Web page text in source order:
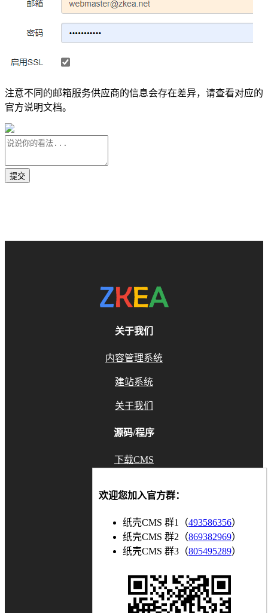
欢迎您加入官方群：
纸壳CMS 群1（493586356）
纸壳CMS 群2（869382969）
纸壳CMS 群3（805495289）
注意不同的邮箱服务供应商的信息会存在差异，请查看对应的
官方说明文档。
关于我们
内容管理系统
建站系统
关于我们
源码/程序
下载CMS
Gitee
联系我们
知乎
博客
bilibili